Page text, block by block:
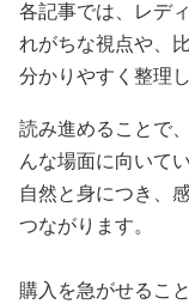
各記事では、レデ
れがちな視点や、
分かりやすく整理
読み進めることで
んな場面に向いて
自然と身につき、
つながります。
購入を急がせるこ